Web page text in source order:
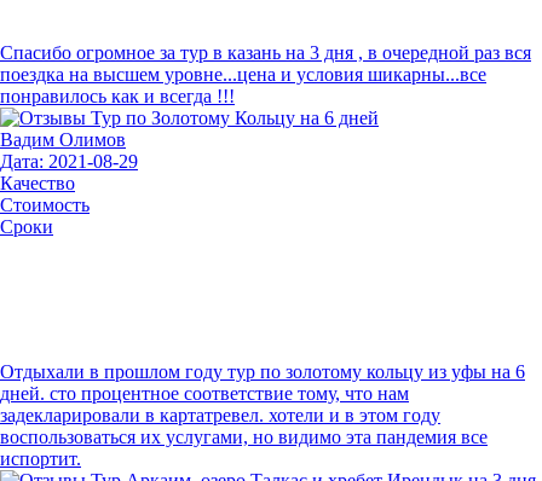
Спасибо огромное за тур в казань на 3 дня , в очередной раз вся
поездка на высшем уровне...цена и условия шикарны...все
понравилось как и всегда !!!
Вадим Олимов
Дата: 2021-08-29
Качество
Стоимость
Сроки
Отдыхали в прошлом году тур по золотому кольцу из уфы на 6
дней. сто процентное соответствие тому, что нам
задекларировали в картатревел. хотели и в этом году
воспользоваться их услугами, но видимо эта пандемия все
испортит.